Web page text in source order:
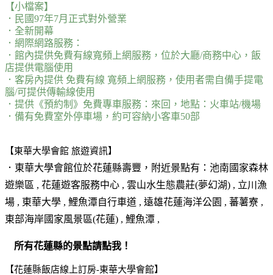
【小檔案】
．民國97年7月正式對外營業
．全新開幕
．網際網路服務：
．館內提供免費有線寬頻上網服務，位於大廳/商務中心，飯
店提供電腦使用
．客房內提供 免費有線 寬頻上網服務，使用者需自備手提電
腦/可提供傳輸線使用
．提供《預約制》免費專車服務：來回，地點：火車站/機場
．備有免費室外停車場，約可容納小客車50部
【東華大學會館 旅遊資訊】
．東華大學會館位於花蓮縣壽豐 ，附近景點有：池南國家森林
遊樂區 , 花蓮遊客服務中心 , 雲山水生態農莊(夢幻湖) , 立川漁
場 , 東華大學 , 鯉魚潭自行車道 , 遠雄花蓮海洋公園 , 蕃薯寮 ,
東部海岸國家風景區(花蓮) , 鯉魚潭 ,
所有花蓮縣的景點請點我！
【花蓮縣飯店線上訂房-東華大學會館】